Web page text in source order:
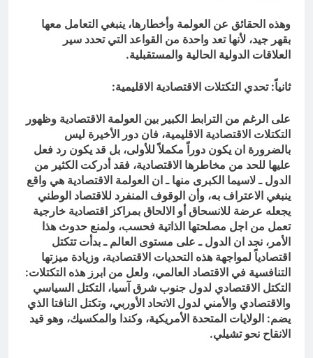
وهذه الحقائق عن العولمة وأخطارها، ينبغي التعامل معها
بقهر جيد، لأنها تعد واحدة من القواعد التي تحدد سير
العلاقات الدولية الحالية والمستقبلية.
ثانياً: تحدي التكتلات الاقتصادية الاقليمية:
على الرغم من الترابط الكبير بين العولمة الاقتصادية وظهور
التكتلات الاقتصادية الاقليمية، فان دور الأخيرة ليس
بالضرورة ان يكون دوراً مكملاً للأولى، بل قد يكون رد فعل
عليها للحد من مخاطرها الاقتصادية، فقد أدركت الكثير من
الدول ـ لاسيما الكبرى منها ـ ان العولمة الاقتصادية هي واقع
ينبغي الاعتراف به، وأن الوقوف المنفرد للاقتصاد الوطني
يجعله عرضة للانسحاق أو الالحاق بمراكز اقتصادية خارجية
تعمل من اجل مصلحتها الذاتية فحسب، ولمنع حدوث هذا
الأمر، نجد ان الدول ـ على مستوى العالم ـ بدأت تتكتل
اقتصادياً لمواجهة هذه التحديات الاقتصادية، وزيادة ميزتها
التنافسية في الاقتصاد العالمي، ولعل من ابرز هذه التكتلات:
التكتل الاقتصادي لدول جنوب شرق آسيا، التكتل السياسي
والاقتصادي والأمني لدول الاتحاد الأوربي، وتكتل النافتا الذي
يضم: الولايات المتحدة الأمريكية، وكندا والمكسيك، وهو قيد
الانقاح نحو تشيلي.